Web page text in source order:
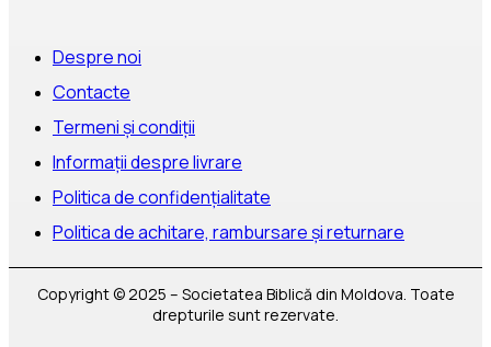
Despre noi
Contacte
Termeni și condiții
Informații despre livrare
Politica de confidențialitate
Politica de achitare, rambursare și returnare
Copyright © 2025 – Societatea Biblică din Moldova. Toate
drepturile sunt rezervate.